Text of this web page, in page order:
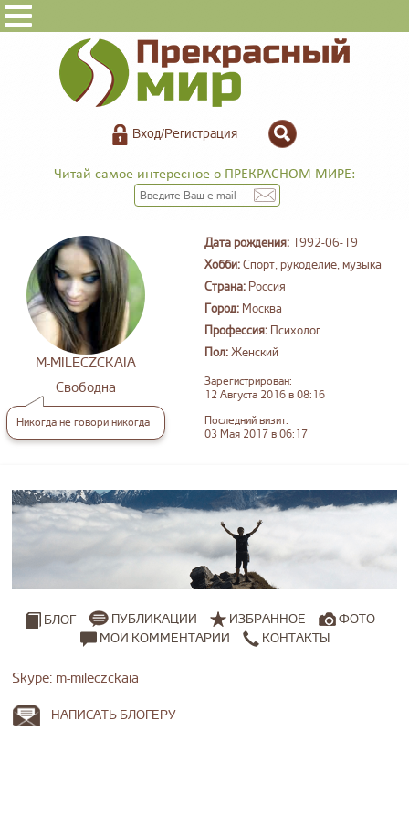
Вход/Регистрация
Читай самое интересное о ПРЕКРАСНОМ МИРЕ:
M-MILECZCKAIA
Свободна
Никогда не говори никогда
Дата рождения: 1992-06-19
Хобби:Спорт, рукоделие, музыка
Страна: Россия
Город: Москва
Профессия: Психолог
Пол:Женский
Зарегистрирован:
12 Августа 2016 в 08:16
Последний визит:
03 Мая 2017 в 06:17
БЛОГ ПУБЛИКАЦИИ ИЗБРАННОЕ
ФОТО
МОИ КОММЕНТАРИИ
КОНТАКТЫ
Skype: m-mileczckaia
НАПИСАТЬ БЛОГЕРУ